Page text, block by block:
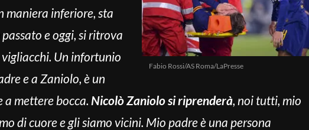
Fabio Rossi/AS Roma/LaPresse
maniera inferiore, sta
e oggi, si ritrova
Un infortunio
e a Zaniolo, è un
a mettere bocca. Nicolò Zaniolo si riprenderà, noi tutti, mio
di cuore e gli siamo vicini. Mio padre è una persona